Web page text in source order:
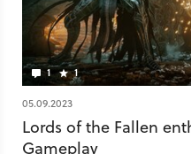
1 1
05.09.2023
Lords of the Fallen
Gameplay